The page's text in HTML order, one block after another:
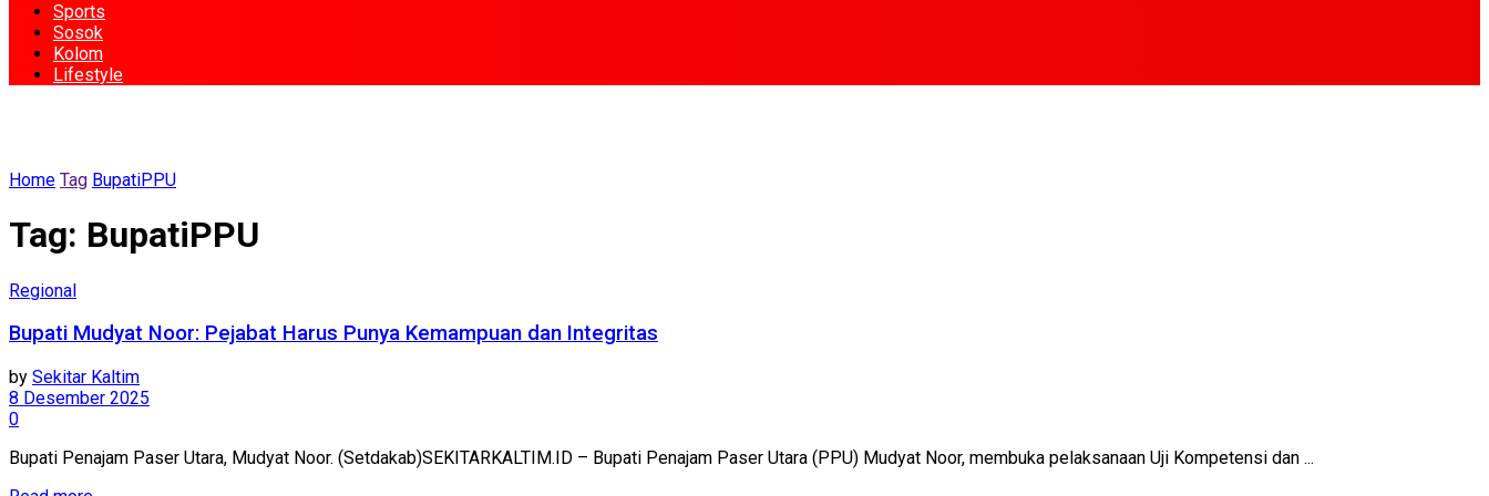
Sports
Sosok
Kolom
Lifestyle
Home Tag BupatiPPU
Tag: BupatiPPU
Regional
Bupati Mudyat Noor: Pejabat Harus Punya Kemampuan dan Integritas
by Sekitar Kaltim
8 Desember 2025
0
Bupati Penajam Paser Utara, Mudyat Noor. (Setdakab)SEKITARKALTIM.ID – Bupati Penajam Paser Utara (PPU) Mudyat Noor, membuka pelaksanaan Uji Kompetensi dan ...